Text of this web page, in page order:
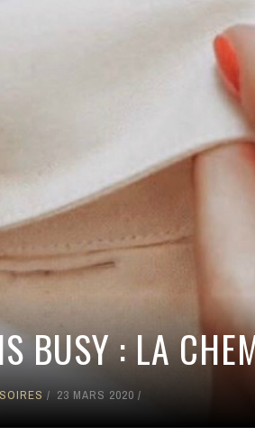
MODE & ACCESSOIRES
CULTURE & LOISIRS
BUSY : LA
23 MARS 2020